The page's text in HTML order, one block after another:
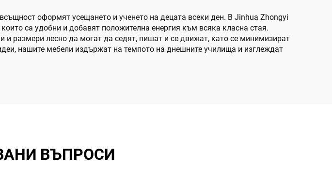
оформят усещането и ученето на децата всеки ден. В Jinhua Zhongyi
са удобни и добавят положителна енергия към всяка класна стая.
и размери лесно да могат да седят, пишат и се движат, като се минимизират
нашите мебели издържат на темпото на днешните училища и изглеждат
ВЪПРОСИ